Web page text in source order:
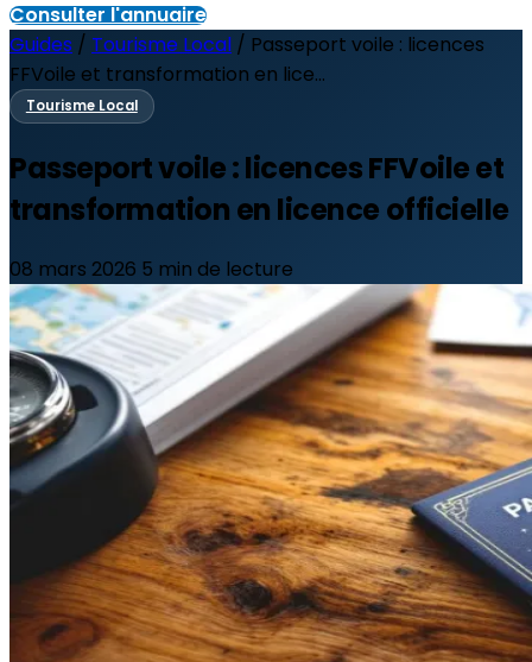
Consulter l'annuaire
Guides / Tourisme Local / Passeport voile : licences
FFVoile et transformation en lice...
Tourisme Local
Passeport voile : licences FFVoile et
transformation en licence officielle
08 mars 2026 5 min de lecture